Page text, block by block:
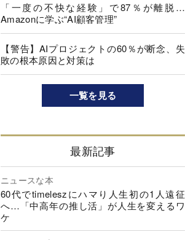
「一度の不快な経験」で87％が離脱…
Amazonに学ぶ“AI顧客管理”
【警告】AIプロジェクトの60％が断念、失
敗の根本原因と対策は
一覧を見る
最新記事
ニュースな本
60代でtimeleszにハマり人生初の1人遠征
へ…「中高年の推し活」が人生を変えるワ
ケ